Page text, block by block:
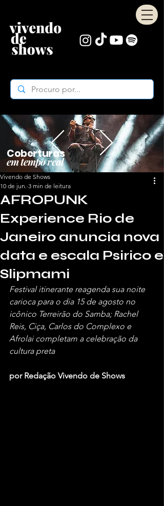
Coberturas
em tempo real
AFROPUNK
Experience Rio de
Janeiro anuncia nova
data e escala Psirico e
Slipmami
Vivendo de Shows
10 de jun. 3 min de leitura
Festival itinerante reagenda sua noite
carioca para o dia 15 de agosto no
icônico Terreirão do Samba; Rachel
Reis, Ciça, Carlos do Complexo e
Afrolai completam a celebração da
cultura preta
por Redação Vivendo de Shows